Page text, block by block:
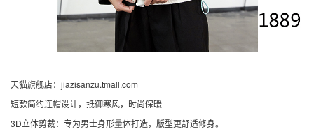
天猫旗舰店：jiazisanzu.tmall.com
短款简约连帽设计， 抵御寒风，时尚保暖
3D立体剪裁：专为男士身形量体打造，版型更舒适修身。